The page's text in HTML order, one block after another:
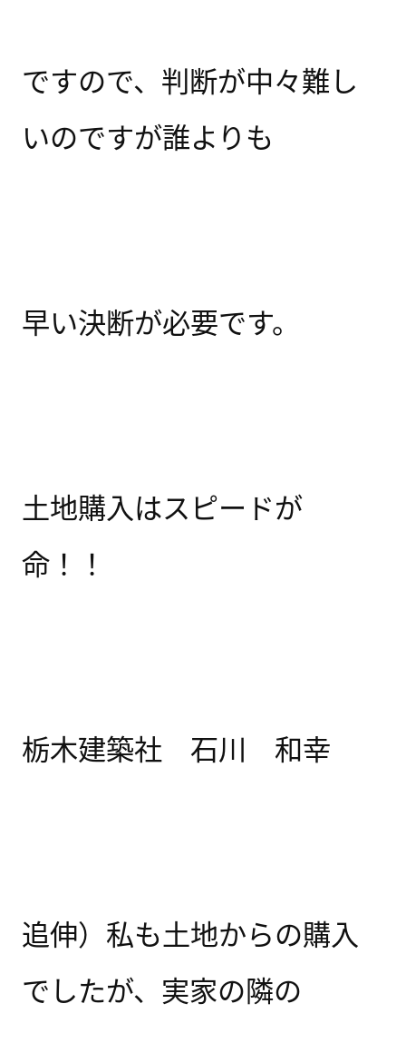
ですので、 判断が中々難し
いのですが誰よりも
早い決断が必要です。
土地購入はスピードが
命！！
栃木建築社 石川 和幸
追伸）私も土地からの購入
でしたが、実家の隣の